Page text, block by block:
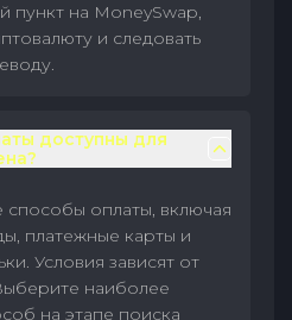
пункт на MoneySwap,
и следовать
доступны для
оплаты, включая
платежные карты и
Условия зависят от
наиболее
на этапе поиска